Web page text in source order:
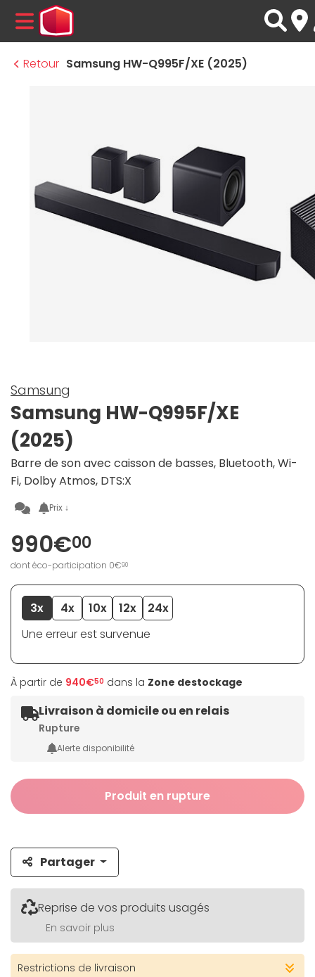
MENU
Retour Samsung HW-Q995F/XE (2025)
Samsung
Samsung HW-Q995F/XE
(2025)
Barre de son avec caisson de basses, Bluetooth, Wi-
Fi, Dolby Atmos, DTS:X
Prix ↓
990€00
dont éco-participation 0€90
3x 4x 10x 12x
24x
Une erreur est survenue
À partir de 940€50 dans la Zone destockage
Livraison à domicile ou en relais
Rupture
Alerte disponibilité
Produit en rupture
Partager
Reprise de vos produits usagés
En savoir plus
Restrictions de livraison